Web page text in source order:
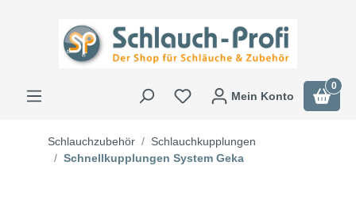
Mein Konto
0
Schlauchzubehör
Schlauchkupplungen
Schnellkupplungen System Geka